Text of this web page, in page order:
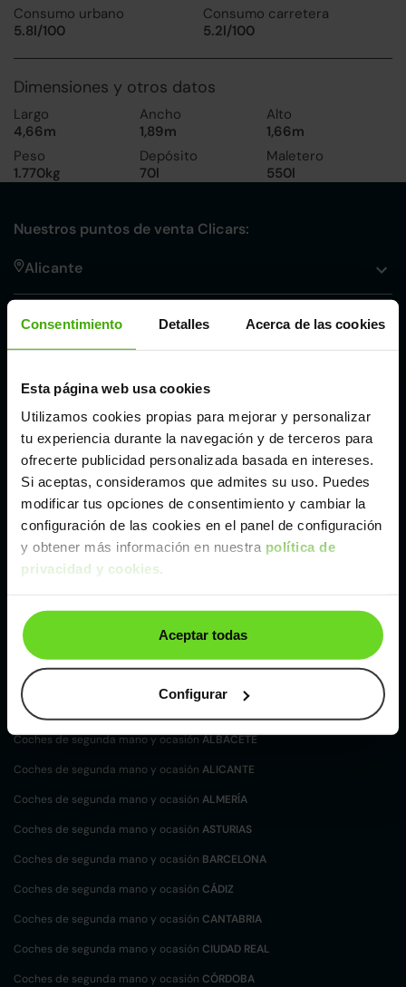
Consentimiento Detalles Acerca de las cookies
Esta página web usa cookies
Utilizamos cookies propias para mejorar y personalizar
tu experiencia durante la navegación y de terceros para
ofrecerte publicidad personalizada basada en intereses.
Si aceptas, consideramos que admites su uso. Puedes
modificar tus opciones de consentimiento y cambiar la
configuración de las cookies en el panel de configuración
y obtener más información en nuestra política de
privacidad y cookies.
Aceptar todas
Configurar
Consumo urbano
5.8l/100
Consumo carretera
5.2l/100
Dimensiones y otros datos
Largo
4,66m
Ancho
1,89m
Alto
1,66m
Peso
1.770kg
Depósito
70l
Maletero
550l
Nuestros puntos de venta Clicars:
Alicante
Córdoba
Madrid
Málaga
Valencia
Zaragoza
Ver Audi Q5 de segunda mano y ocasión
Audi Q5 de segunda mano y ocasión
Coches de segunda mano y ocasión por
localización
Coches de segunda mano y ocasiónALBACETE
Coches de segunda mano y ocasión ALICANTE
Coches de segunda mano y ocasión ALMERÍA
Coches de segunda mano y ocasión ASTURIAS
Coches de segunda mano y ocasión BARCELONA
Coches de segunda mano y ocasión CÁDIZ
Coches de segunda mano y ocasión CANTABRIA
Coches de segunda mano y ocasión CIUDAD REAL
Coches de segunda mano y ocasión CÓRDOBA